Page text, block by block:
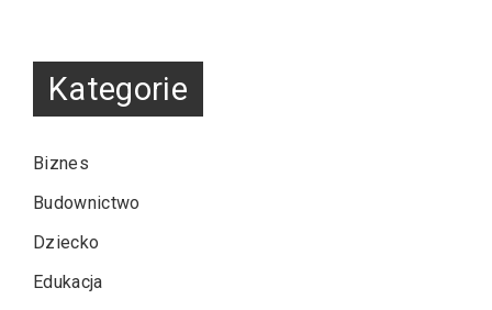
Kategorie
Biznes
Budownictwo
Dziecko
Edukacja